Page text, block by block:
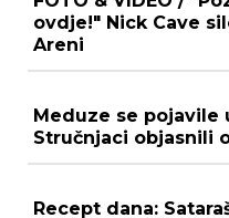
ovdje!" Nick Cave
Areni
Meduze se pojavile
Stručnjaci objasnili
Recept dana: